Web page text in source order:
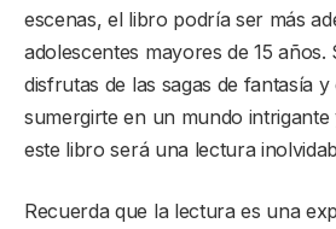
escenas, el libro podría ser más
adolescentes mayores de 15 años.
disfrutas de las sagas de fantasía y
sumergirte en un mundo
este libro será una lectura
Recuerda que la lectura es una